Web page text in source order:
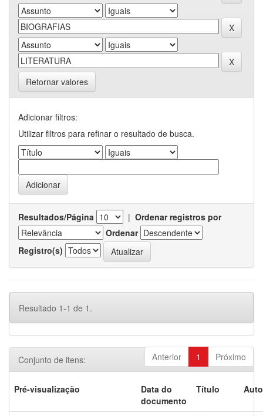
Retornar valores
Adicionar filtros:
Utilizar filtros para refinar o resultado de busca.
Resultados/Página | Ordenar registros por
Ordenar
Registro(s)
Resultado 1-1 de 1.
Anterior 1 Próximo
Conjunto de itens:
Pré-visualização
Data do
documento
Título